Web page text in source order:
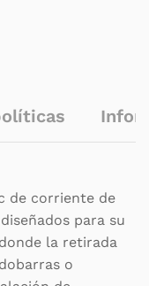
de corriente de
para su
la retirada
o